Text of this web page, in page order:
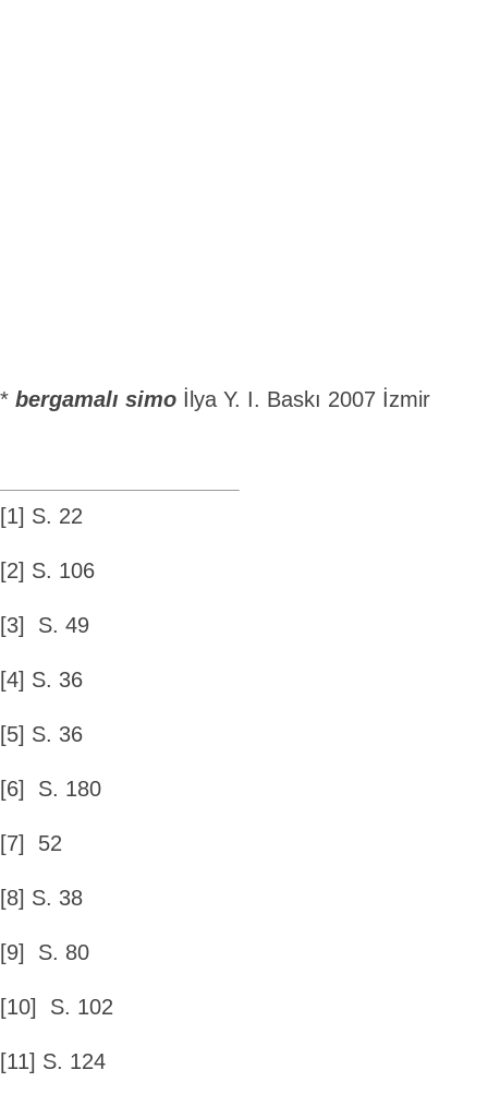
* bergamalı simo İlya Y. I. Baskı 2007 İzmir
[1] S. 22
[2] S. 106
[3] S. 49
[4] S. 36
[5] S. 36
[6] S. 180
[7] 52
[8] S. 38
[9] S. 80
[10] S. 102
[11] S. 124